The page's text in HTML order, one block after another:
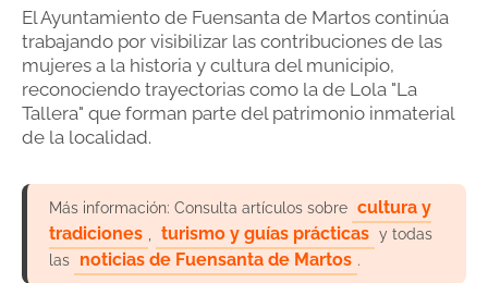
El Ayuntamiento de Fuensanta de Martos continúa
trabajando por visibilizar las contribuciones de las
mujeres a la historia y cultura del municipio,
reconociendo trayectorias como la de Lola "La
Tallera" que forman parte del patrimonio inmaterial
de la localidad.
Más información: Consulta artículos sobre cultura y
tradiciones
turismo y guías prácticas y todas
las
noticias de Fuensanta de Martos .